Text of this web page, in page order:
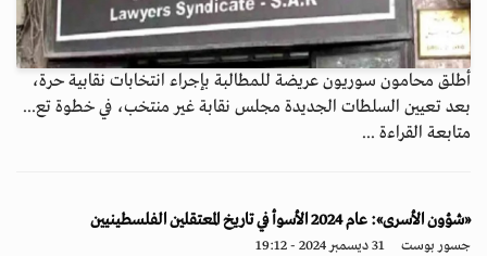
أطلق محامون سوريون عريضة للمطالبة بإجراء انتخابات نقابية حرة،
بعد تعيين السلطات الجديدة مجلس نقابة غير منتخب، في خطوة تع...
متابعة القراءة ...
«شؤون الأسرى»: عام 2024 الأسوأ في تاريخ المعتقلين الفلسطينيين
جسور بوست 31 ديسمبر 2024 - 19:12